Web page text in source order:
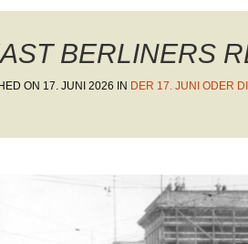
BERLINERS
ON 17. JUNI 2026 IN DER 17. JUNI ODER